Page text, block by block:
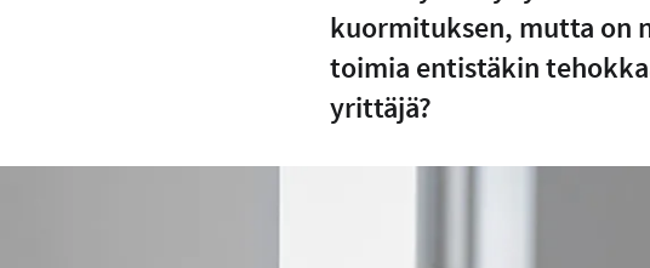
kuormituksen, mutta on
toimia entistäkin
yrittäjä?